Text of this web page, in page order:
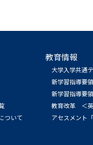
ついて
教育情報
大学入学共通
新学習指導要
新学習指導要
教育改革 ＜
アセスメント